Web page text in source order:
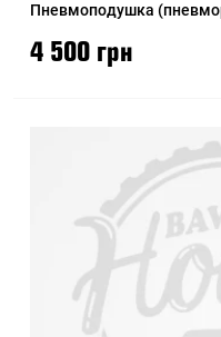
Пневмоподушка
4 500 грн